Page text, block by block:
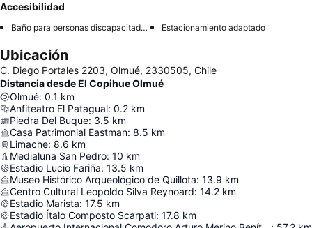
Accesibilidad
Baño para personas discapacitadas Estacionamiento adaptado
Ubicación
C. Diego Portales 2203, Olmué, 2330505, Chile
Distancia desde El Copihue Olmué
Olmué: 0.1 km
Anfiteatro El Patagual: 0.2 km
Piedra Del Buque: 3.5 km
Casa Patrimonial Eastman: 8.5 km
Limache: 8.6 km
Medialuna San Pedro: 10 km
Estadio Lucio Fariña: 13.5 km
Museo Histórico Arqueológico de Quillota: 13.9 km
Centro Cultural Leopoldo Silva Reynoard: 14.2 km
Estadio Marista: 17.5 km
Estadio Ítalo Composto Scarpati: 17.8 km